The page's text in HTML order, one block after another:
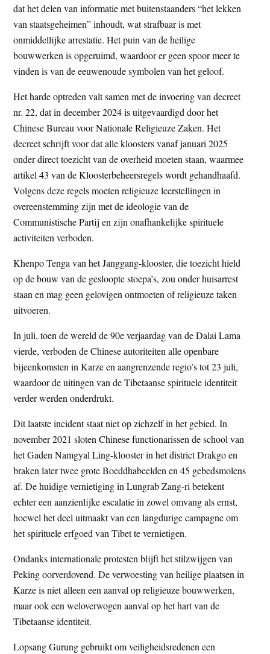
dat het delen van informatie met buitenstaanders “het lekken
van staatsgeheimen” inhoudt, wat strafbaar is met
onmiddellijke arrestatie. Het puin van de heilige
bouwwerken is opgeruimd, waardoor er geen spoor meer te
vinden is van de eeuwenoude symbolen van het geloof.
Het harde optreden valt samen met de invoering van decreet
nr. 22, dat in december 2024 is uitgevaardigd door het
Chinese Bureau voor Nationale Religieuze Zaken. Het
decreet schrijft voor dat alle kloosters vanaf januari 2025
onder direct toezicht van de overheid moeten staan, waarmee
artikel 43 van de Kloosterbeheersregels wordt gehandhaafd.
Volgens deze regels moeten religieuze leerstellingen in
overeenstemming zijn met de ideologie van de
Communistische Partij en zijn onafhankelijke spirituele
activiteiten verboden.
Khenpo Tenga van het Janggang-klooster, die toezicht hield
op de bouw van de gesloopte stoepa’s, zou onder huisarrest
staan en mag geen gelovigen ontmoeten of religieuze taken
uitvoeren.
In juli, toen de wereld de 90e verjaardag van de Dalai Lama
vierde, verboden de Chinese autoriteiten alle openbare
bijeenkomsten in Karze en aangrenzende regio’s tot 23 juli,
waardoor de uitingen van de Tibetaanse spirituele identiteit
verder werden onderdrukt.
Dit laatste incident staat niet op zichzelf in het gebied. In
november 2021 sloten Chinese functionarissen de school van
het Gaden Namgyal Ling-klooster in het district Drakgo en
braken later twee grote Boeddhabeelden en 45 gebedsmolens
af. De huidige vernietiging in Lungrab Zang-ri betekent
echter een aanzienlijke escalatie in zowel omvang als ernst,
hoewel het deel uitmaakt van een langdurige campagne om
het spirituele erfgoed van Tibet te vernietigen.
Ondanks internationale protesten blijft het stilzwijgen van
Peking oorverdovend. De verwoesting van heilige plaatsen in
Karze is niet alleen een aanval op religieuze bouwwerken,
maar ook een weloverwogen aanval op het hart van de
Tibetaanse identiteit.
Lopsang Gurung gebruikt om veiligheidsredenen een